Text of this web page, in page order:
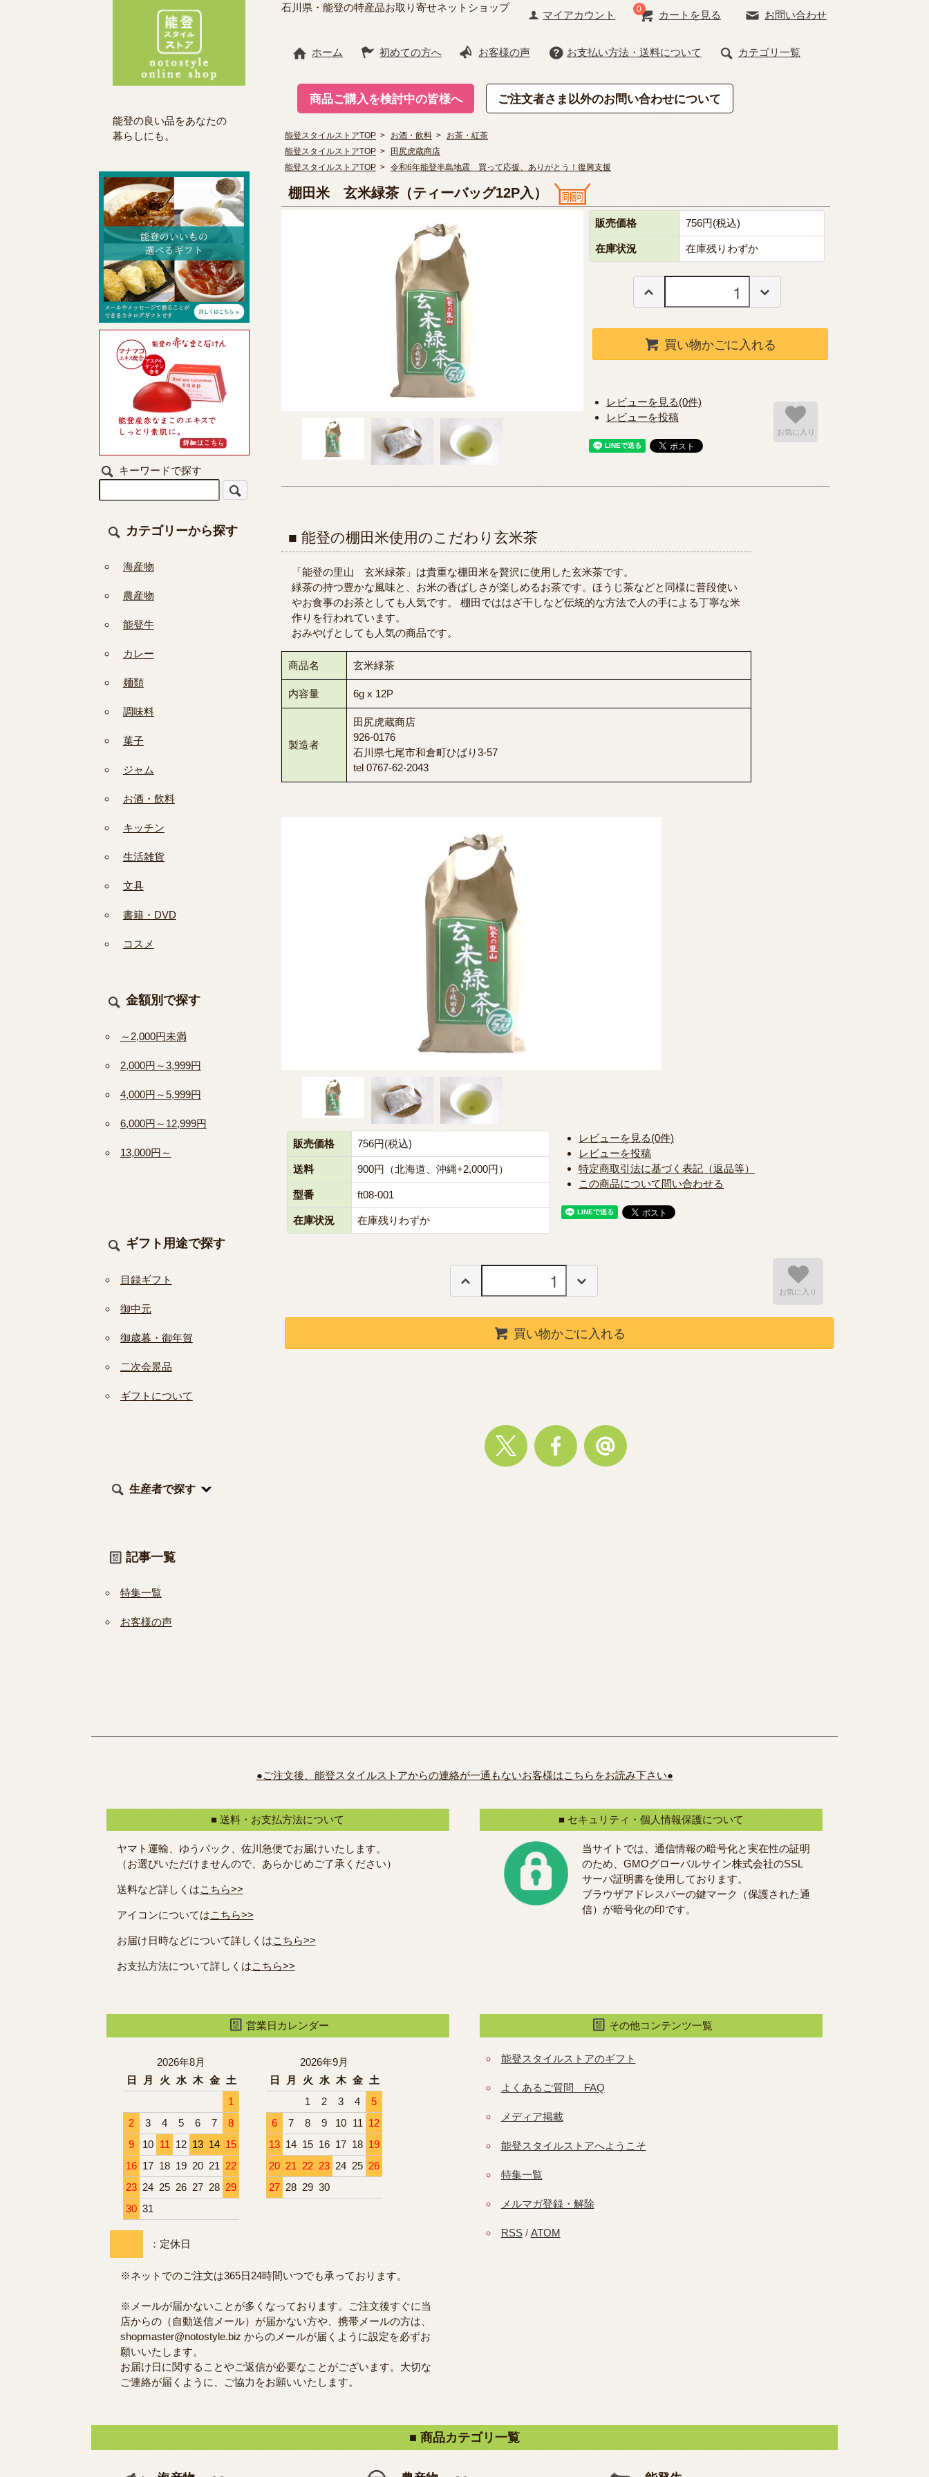
石川県・能登の特産品お取り寄せネットショップ
マイアカウント カートを見る
0
お問い合わせ
ホーム 初めての方へ お客様の声 お支払い方法・送料について カテゴリ一覧
商品ご購入を検討中の皆様へ ご注文者さま以外のお問い合わせについて
能登スタイルストアTOP > お酒・飲料 >
お茶・紅茶
能登スタイルストアTOP >
田尻虎蔵商店
能登スタイルストアTOP > 令和6年能登半島地震 買って応援、ありがとう！復興支援
棚田米 玄米緑茶（ティーバッグ12P入）
販売価格 756円(税込)
在庫状況 在庫残りわずか
買い物かごに入れる
お気に入り
レビューを見る(0件)
レビューを投稿
能登の棚田米使用のこだわり玄米茶
「能登の里山 玄米緑茶」は貴重な棚田米を贅沢に使用した玄米茶です。
緑茶の持つ豊かな風味と、お米の香ばしさが楽しめるお茶です。ほうじ茶などと同様に普段使い
やお食事のお茶としても人気です。 棚田でははざ干しなど伝統的な方法で人の手による丁寧な米
作りを行われています。
おみやげとしても人気の商品です。
商品名 玄米緑茶
内容量 6g x 12P
製造者
田尻虎蔵商店
926-0176
石川県七尾市和倉町ひばり3-57
tel 0767-62-2043
販売価格 756円(税込)
送料 900円（北海道、沖縄+2,000円）
型番 ft08-001
在庫状況 在庫残りわずか
レビューを見る(0件)
レビューを投稿
特定商取引法に基づく表記（返品等）
この商品について問い合わせる
お気に入り
買い物かごに入れる
能登の良い品をあなたの
暮らしにも。
キーワードで探す
カテゴリーから探す
海産物
農産物
能登牛
カレー
麺類
調味料
菓子
ジャム
お酒・飲料
キッチン
生活雑貨
文具
書籍・DVD
コスメ
金額別で探す
～2,000円未満
2,000円～3,999円
4,000円～5,999円
6,000円～12,999円
13,000円～
ギフト用途で探す
目録ギフト
御中元
御歳暮・御年賀
二次会景品
ギフトについて
生産者で探す
記事一覧
特集一覧
お客様の声
●ご注文後、能登スタイルストアからの連絡が一通もないお客様はこちらをお読み下さい●
■ 送料・お支払方法について
ヤマト運輸、ゆうパック、佐川急便でお届けいたします。
（お選びいただけませんので、あらかじめご了承ください）
送料など詳しくはこちら>>
アイコンについてはこちら>>
お届け日時などについて詳しくはこちら>>
お支払方法について詳しくはこちら>>
■ セキュリティ・個人情報保護について
当サイトでは、通信情報の暗号化と実在性の証明
のため、GMOグローバルサイン株式会社のSSL
サーバ証明書を使用しております。
ブラウザアドレスバーの鍵マーク（保護された通
信）が暗号化の印です。
営業日カレンダー
2026年8月
日
月 火 水 木 金
土
1
2
3 4 5 6 7
8
9
10 11 12 13 14 15
16 17 18 19 20 21 22
23 24 25 26 27 28 29
30 31
2026年9月
日
月 火 水 木 金
土
1
2 3 4
5
6
7 8 9 10 11 12
13 14 15 16 17 18 19
20 21 22 23 24 25 26
27 28 29 30
：定休日
※ネットでのご注文は365日24時間いつでも承っております。
※メールが届かないことが多くなっております。ご注文後すぐに当
店からの（自動送信メール）が届かない方や、携帯メールの方は、
shopmaster@notostyle.biz からのメールが届くように設定を必ずお
願いいたします。
お届け日に関することやご返信が必要なことがございます。大切な
ご連絡が届くように、ご協力をお願いいたします。
その他コンテンツ一覧
能登スタイルストアのギフト
よくあるご質問 FAQ
メディア掲載
能登スタイルストアへようこそ
特集一覧
メルマガ登録・解除
RSS/ ATOM
■ 商品カテゴリ一覧